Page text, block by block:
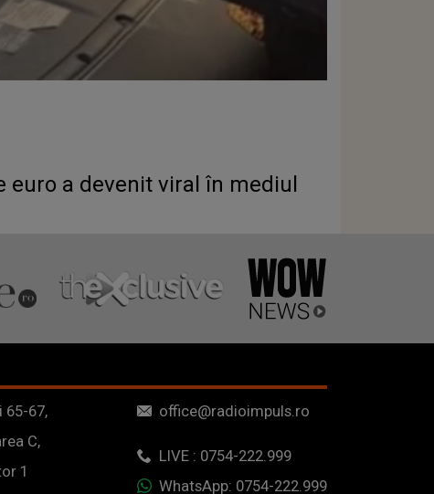
euro a devenit viral în mediul
65-67,
C,
1
office@radioimpuls.ro
LIVE : 0754-222.999
WhatsApp: 0754-222.999